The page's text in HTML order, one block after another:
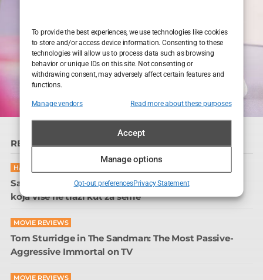
To provide the best experiences, we use technologies like cookies
to store and/or access device information. Consenting to these
technologies will allow us to process data such as browsing
behavior or unique IDs on this site. Not consenting or
withdrawing consent, may adversely affect certain features and
functions.
Manage vendors Read more about these purposes
Accept
Manage options
Opt-out preferencesPrivacy Statement
READ MORE
HAIR CARE
Sapphire FUE transplantacija kose u Sarajevu: glava
koja više ne traži kut za selfie
MOVIE REVIEWS
Tom Sturridge in The Sandman: The Most Passive-
Aggressive Immortal on TV
MOVIE REVIEWS